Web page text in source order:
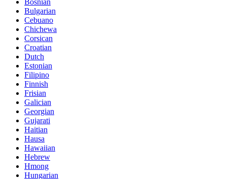
Bosnian
Bulgarian
Cebuano
Chichewa
Corsican
Croatian
Dutch
Estonian
Filipino
Finnish
Frisian
Galician
Georgian
Gujarati
Haitian
Hausa
Hawaiian
Hebrew
Hmong
Hungarian